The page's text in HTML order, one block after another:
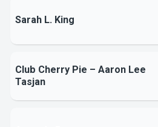
Sarah L. King
Club Cherry Pie – Aaron Lee
Tasjan